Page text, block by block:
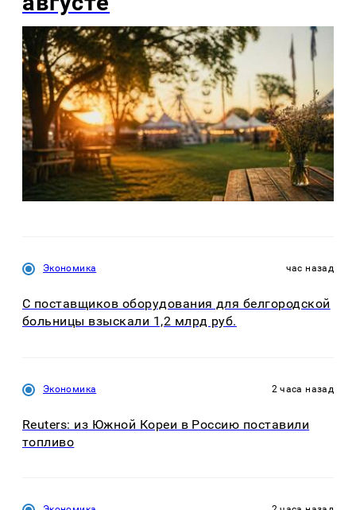
Экономика час назад
С поставщиков оборудования для белгородской
больницы взыскали 1,2 млрд руб.
Экономика 2 часа назад
Reuters: из Южной Кореи в Россию поставили
топливо